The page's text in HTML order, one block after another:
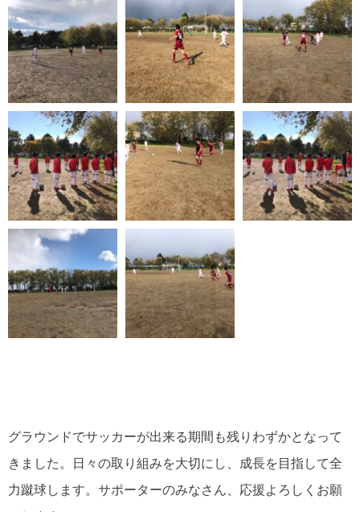
グラウンドでサッカーが出来る期間も残りわずかとなって
きました。日々の取り組みを大切にし、成長を目指して全
力蹴球します。サポーターのみなさん、応援よろしくお願